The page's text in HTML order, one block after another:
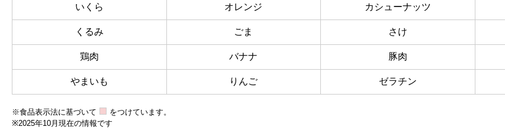
いくら オレンジ カシューナッツ
くるみ ごま さけ
鶏肉 バナナ 豚肉
やまいも りんご ゼラチン
※食品表示法に基づいて
をつけています。
※2025年10月現在の情報です